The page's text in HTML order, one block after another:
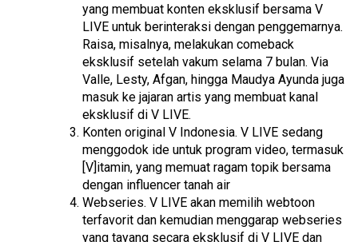
yang membuat konten eksklusif bersama V
LIVE untuk berinteraksi dengan penggemarnya.
Raisa, misalnya, melakukan comeback
eksklusif setelah vakum selama 7 bulan. Via
Valle, Lesty, Afgan, hingga Maudya Ayunda juga
masuk ke jajaran artis yang membuat kanal
eksklusif di V LIVE.
Konten original V Indonesia. V LIVE sedang
menggodok ide untuk program video, termasuk
[V]itamin, yang memuat ragam topik bersama
dengan influencer tanah air
Webseries. V LIVE akan memilih webtoon
terfavorit dan kemudian menggarap webseries
yang tayang secara eksklusif di V LIVE dan